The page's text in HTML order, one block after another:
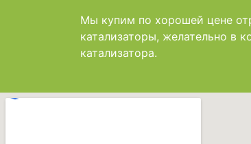
Мы купим по хорошей цене
катализаторы, желательно в
катализатора.